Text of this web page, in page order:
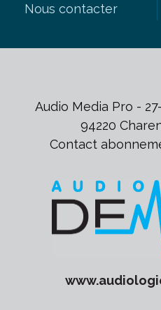
Nous contacter
Audio Media Pro -
94220
Contact
www.